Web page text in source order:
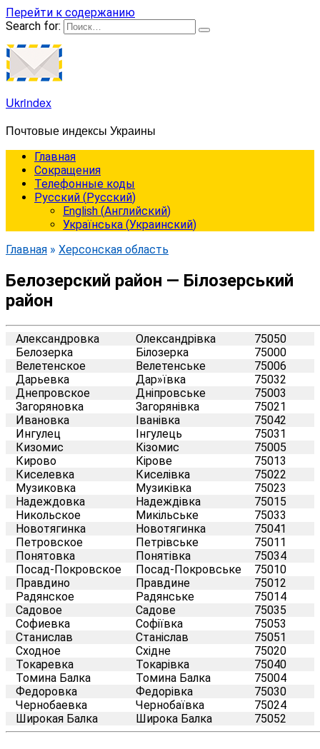
Перейти к содержанию
Search for:
Ukrindex
Почтовые индексы Украины
Главная
Сокращения
Телефонные коды
Русский (Русский)
English (Английский)
Українська (Украинский)
Главная » Херсонская область
Белозерский район — Білозерський
район
Александровка Олександрівка
75050
Белозерка
Білозерка
75000
Велетенское
Велетенське
75006
Дарьевка
Дар»ївка
75032
Днепровское
Дніпровське
75003
Загоряновка
Загорянівка
75021
Ивановка
Іванівка
75042
Ингулец
Інгулець
75031
Кизомис
Кізомис
75005
Кирово
Кірове
75013
Киселевка
Киселівка
75022
Музиковка
Музиківка
75023
Надеждовка
Надеждівка
75015
Никольское
Микільське
75033
Новотягинка
Новотягинка
75041
Петровское
Петрівське
75011
Понятовка
Понятівка
75034
Посад-Покровское
Посад-Покровське
75010
Правдино
Правдине
75012
Радянское
Радянське
75014
Садовое
Садове
75035
Софиевка
Софіївка
75053
Станислав
Станіслав
75051
Сходное
Східне
75020
Токаревка
Токарівка
75040
Томина Балка
Томина Балка
75004
Федоровка
Федорівка
75030
Чернобаевка
Чернобаївка
75024
Широкая Балка
Широка Балка 75052